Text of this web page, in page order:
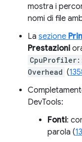
mostra i
nomi di file
La sezione
Prestazioni
Overhead (
DevTools:
Fonti:
parola (